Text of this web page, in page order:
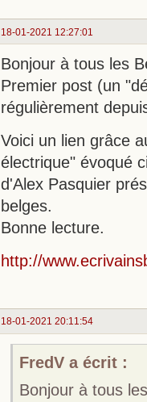
18-01-2021 12:27:01
Bonjour à tous les
Premier post (un
régulièrement
Voici un lien grâce
électrique" évoqué
d'Alex Pasquier
belges.
Bonne lecture.
http://
18-01-2021 20:11:54
FredV a écrit :
Bonjour à tous